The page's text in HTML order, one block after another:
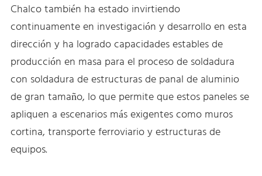
Chalco también ha estado invirtiendo
continuamente en investigación y desarrollo en esta
dirección y ha logrado capacidades estables de
producción en masa para el proceso de soldadura
con soldadura de estructuras de panal de aluminio
de gran tamaño, lo que permite que estos paneles se
apliquen a escenarios más exigentes como muros
cortina, transporte ferroviario y estructuras de
equipos.